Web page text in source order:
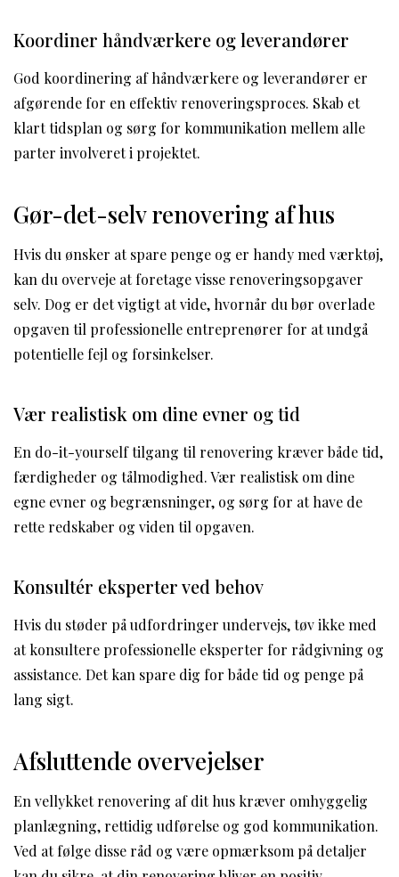
Koordiner håndværkere og leverandører
God koordinering af håndværkere og leverandører er
afgørende for en effektiv renoveringsproces. Skab et
klart tidsplan og sørg for kommunikation mellem alle
parter involveret i projektet.
Gør-det-selv renovering af hus
Hvis du ønsker at spare penge og er handy med værktøj,
kan du overveje at foretage visse renoveringsopgaver
selv. Dog er det vigtigt at vide, hvornår du bør overlade
opgaven til professionelle entreprenører for at undgå
potentielle fejl og forsinkelser.
Vær realistisk om dine evner og tid
En do-it-yourself tilgang til renovering kræver både tid,
færdigheder og tålmodighed. Vær realistisk om dine
egne evner og begrænsninger, og sørg for at have de
rette redskaber og viden til opgaven.
Konsultér eksperter ved behov
Hvis du støder på udfordringer undervejs, tøv ikke med
at konsultere professionelle eksperter for rådgivning og
assistance. Det kan spare dig for både tid og penge på
lang sigt.
Afsluttende overvejelser
En vellykket renovering af dit hus kræver omhyggelig
planlægning, rettidig udførelse og god kommunikation.
Ved at følge disse råd og være opmærksom på detaljer